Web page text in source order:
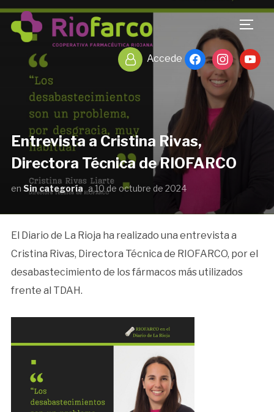
Accede facebookinstagram
Entrevista a Cristina Rivas,
Directora Técnica de RIOFARCO
en Sin categoría a10 de octubre de 2024
El Diario de La Rioja ha realizado una entrevista a
Cristina Rivas, Directora Técnica de RIOFARCO, por el
desabastecimiento de los fármacos más utilizados
frente al TDAH.